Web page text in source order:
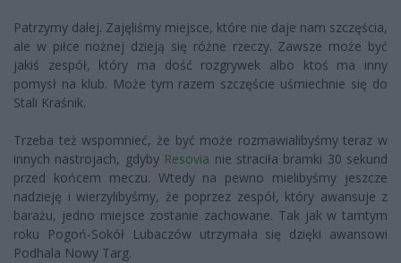
Patrzymy dalej. Zajęliśmy miejsce, które nie daje nam szczęścia,
ale w piłce nożnej dzieją się różne rzeczy. Zawsze może być
jakiś zespół, który ma dość rozgrywek albo ktoś ma inny
pomysł na klub. Może tym razem szczęście uśmiechnie się do
Stali Kraśnik.
Trzeba też wspomnieć, że być może rozmawialibyśmy teraz w
innych nastrojach, gdyby Resovia nie straciła bramki 30 sekund
przed końcem meczu. Wtedy na pewno mielibyśmy jeszcze
nadzieję i wierzylibyśmy, że poprzez zespół, który awansuje z
barażu, jedno miejsce zostanie zachowane. Tak jak w tamtym
roku Pogoń-Sokół Lubaczów utrzymała się dzięki awansowi
Podhala Nowy Targ.